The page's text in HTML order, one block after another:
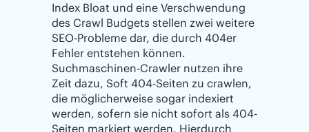
Index Bloat und eine Verschwendung
des Crawl Budgets stellen zwei weitere
SEO-Probleme dar, die durch 404er
Fehler entstehen können.
Suchmaschinen-Crawler nutzen ihre
Zeit dazu, Soft 404-Seiten zu crawlen,
die möglicherweise sogar indexiert
werden, sofern sie nicht sofort als 404-
Seiten markiert werden. Hierdurch